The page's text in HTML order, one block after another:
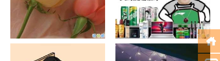
官宣恋爱的说说配图 官宣句子
抖音摆地摊文案 摆地摊的搞笑
说说带图片